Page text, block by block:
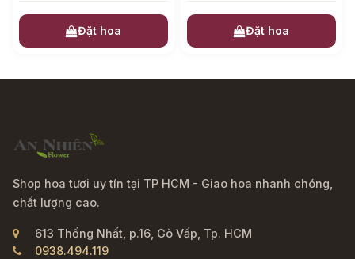
Đặt hoa Đặt hoa
Shop hoa tươi uy tín tại TP HCM - Giao hoa nhanh chóng,
chất lượng cao.
613 Thống Nhất, p.16, Gò Vấp, Tp. HCM
0938.494.119